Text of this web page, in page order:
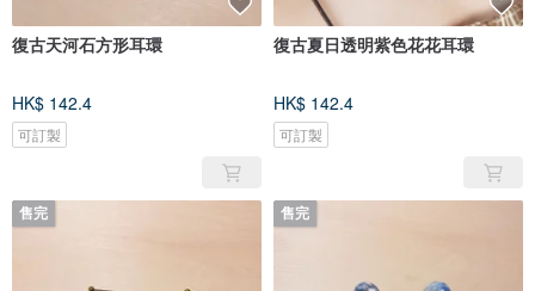
復古天河石方形耳環
HK$ 142.4
可訂製
復古夏日透明紫色花花耳環
HK$ 142.4
可訂製
售完 售完